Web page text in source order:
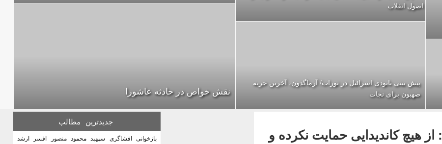
اصول انقلاب
پیش بینی نابودی اسرائیل در تورات/ آرماگدون، آخرین حربه
صهیون برای نجات
نقش خواص در حادثه عاشورا
مهم=> دکتر احمدی نژاد - 14/12/1395: از هیچ کاندیدایی حمایت نکرده و
جدیدترین مطالب
بازخوانی افشاگری سپهبد محمود منصور افسر ارشد